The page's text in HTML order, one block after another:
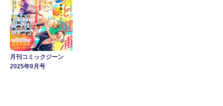
月刊コミックジーン
2025年9月号